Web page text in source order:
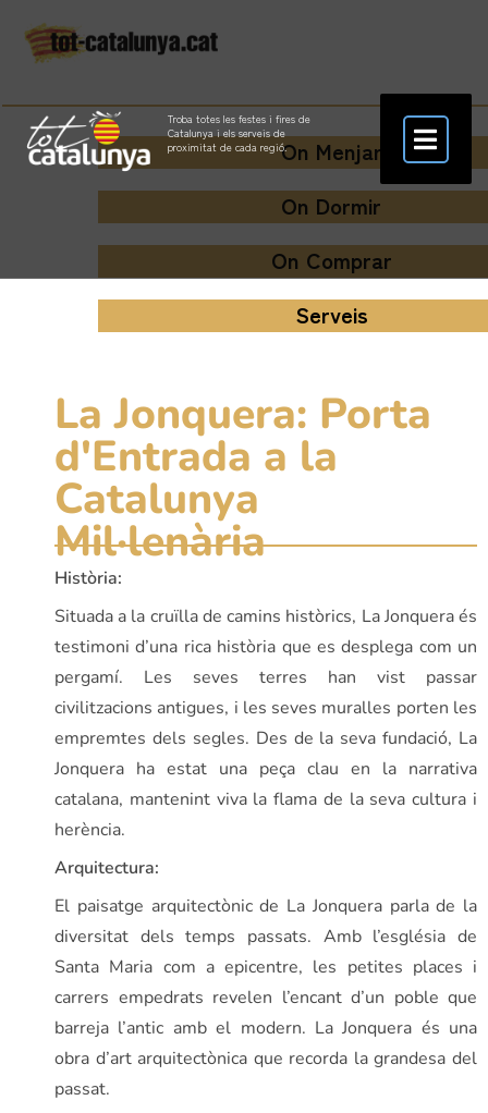
Troba totes les festes i fires de
Catalunya i els serveis de
proximitat de cada regió.On Menjar
On Dormir
On Comprar
Serveis
La Jonquera: Porta
d'Entrada a la
Catalunya
Mil·lenària
Història:
Situada a la cruïlla de camins històrics, La Jonquera és
testimoni d’una rica història que es desplega com un
pergamí. Les seves terres han vist passar
civilitzacions antigues, i les seves muralles porten les
empremtes dels segles. Des de la seva fundació, La
Jonquera ha estat una peça clau en la narrativa
catalana, mantenint viva la flama de la seva cultura i
herència.
Arquitectura:
El paisatge arquitectònic de La Jonquera parla de la
diversitat dels temps passats. Amb l’església de
Santa Maria com a epicentre, les petites places i
carrers empedrats revelen l’encant d’un poble que
barreja l’antic amb el modern. La Jonquera és una
obra d’art arquitectònica que recorda la grandesa del
passat.